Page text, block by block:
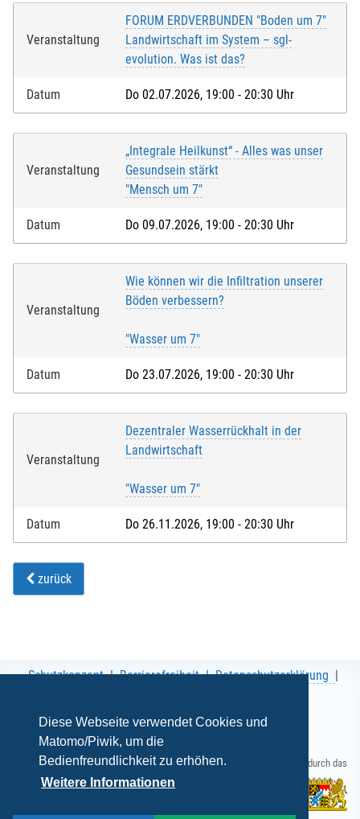
Diese Webseite verwendet Cookies und
Matomo/Piwik, um die
Bedienfreundlichkeit zu erhöhen.
Weitere Informationen
Veranstaltung
FORUM ERDVERBUNDEN "Boden um 7"
Landwirtschaft im System – sgl-
evolution. Was ist das?
Datum Do 02.07.2026, 19:00 - 20:30 Uhr
Veranstaltung
„Integrale Heilkunst“ - Alles was unser
Gesundsein stärkt
"Mensch um 7"
Datum Do 09.07.2026, 19:00 - 20:30 Uhr
Veranstaltung
Wie können wir die Infiltration unserer
Böden verbessern?
"Wasser um 7"
Datum Do 23.07.2026, 19:00 - 20:30 Uhr
Veranstaltung
Dezentraler Wasserrückhalt in der
Landwirtschaft
"Wasser um 7"
Datum Do 26.11.2026, 19:00 - 20:30 Uhr
zurück
Schutzkonzept Barrierefreiheit
Datenschutzerklärung
Gefördert durch das